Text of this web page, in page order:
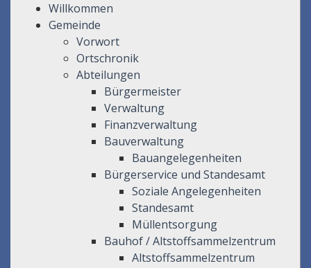
Willkommen
Gemeinde
Vorwort
Ortschronik
Abteilungen
Bürgermeister
Verwaltung
Finanzverwaltung
Bauverwaltung
Bauangelegenheiten
Bürgerservice und Standesamt
Soziale Angelegenheiten
Standesamt
Müllentsorgung
Bauhof / Altstoffsammelzentrum
Altstoffsammelzentrum